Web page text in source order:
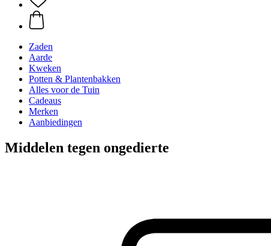
Zaden
Aarde
Kweken
Potten & Plantenbakken
Alles voor de Tuin
Cadeaus
Merken
Aanbiedingen
Middelen tegen ongedierte